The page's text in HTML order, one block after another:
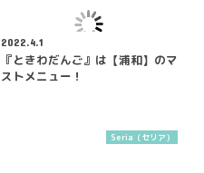
2022.4.1
『ときわだんご』は【浦和】のマ
ストメニュー！
Seria（セリア）